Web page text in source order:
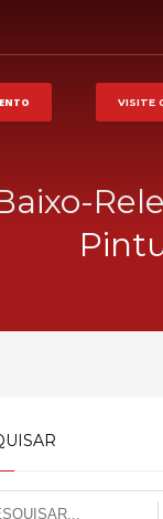
VISITE